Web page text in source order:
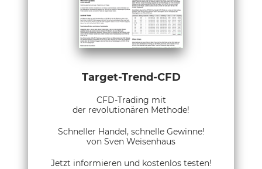
Target-Trend-CFD
CFD-Trading mit
der revolutionären Methode!
Schneller Handel, schnelle Gewinne!
von Sven Weisenhaus
Jetzt informieren und kostenlos testen!